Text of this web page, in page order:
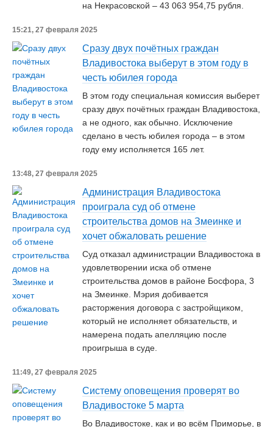
на Некрасовской – 43 063 954,75 рубля.
15:21, 27 февраля 2025
Сразу двух почётных граждан
Владивостока выберут в этом году в
честь юбилея города
В этом году специальная комиссия выберет
сразу двух почётных граждан Владивостока,
а не одного, как обычно. Исключение
сделано в честь юбилея города – в этом
году ему исполняется 165 лет.
13:48, 27 февраля 2025
Администрация Владивостока
проиграла суд об отмене
строительства домов на Змеинке и
хочет обжаловать решение
Суд отказал администрации Владивостока в
удовлетворении иска об отмене
строительства домов в районе Босфора, 3
на Змеинке. Мэрия добивается
расторжения договора с застройщиком,
который не исполняет обязательств, и
намерена подать апелляцию после
проигрыша в суде.
11:49, 27 февраля 2025
Систему оповещения проверят во
Владивостоке 5 марта
Во Владивостоке, как и во всём Приморье, в